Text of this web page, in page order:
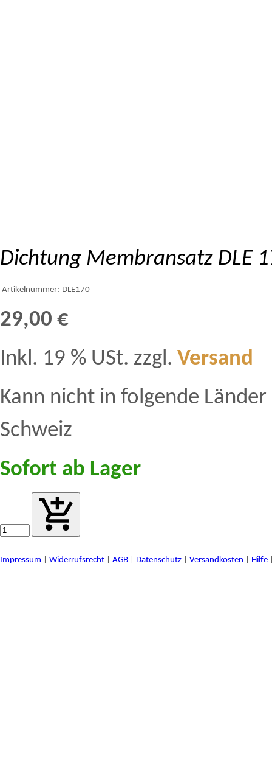
Dichtung Membransatz DLE
Artikelnummer: DLE170
29,00 €
Inkl. 19 % USt. zzgl. Versand
Kann nicht in folgende
Schweiz
Sofort ab Lager
Impressum Widerrufsrecht AGB Datenschutz Versandkosten Hilfe